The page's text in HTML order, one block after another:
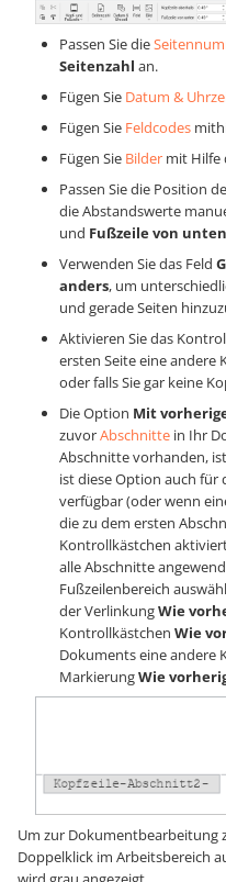
Passen Sie die
Seitenzahl an.
Fügen Sie Datum &
Fügen Sie Feldcodes
Fügen Sie Bilder mit Hilfe
Passen Sie die Position
die Abstandswerte
und Fußzeile von unten
Verwenden Sie das Feld
anders, um
und gerade Seiten
Aktivieren Sie das
ersten Seite eine andere
oder falls Sie gar keine
Die Option Mit
zuvorAbschnitte in Ihr
Abschnitte vorhanden,
ist diese Option auch
verfügbar (oder wenn
die zu dem ersten
Kontrollkästchen
alle Abschnitte
Fußzeilenbereich
der VerlinkungWie
Kontrollkästchen Wie
Dokuments eine andere
MarkierungWie
Um zur Dokumentbearbeitung
Doppelklick im Arbeitsbereich